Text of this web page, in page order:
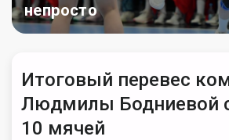
непросто
Итоговый перевес
Людмилы Бодниевой
10 мячей